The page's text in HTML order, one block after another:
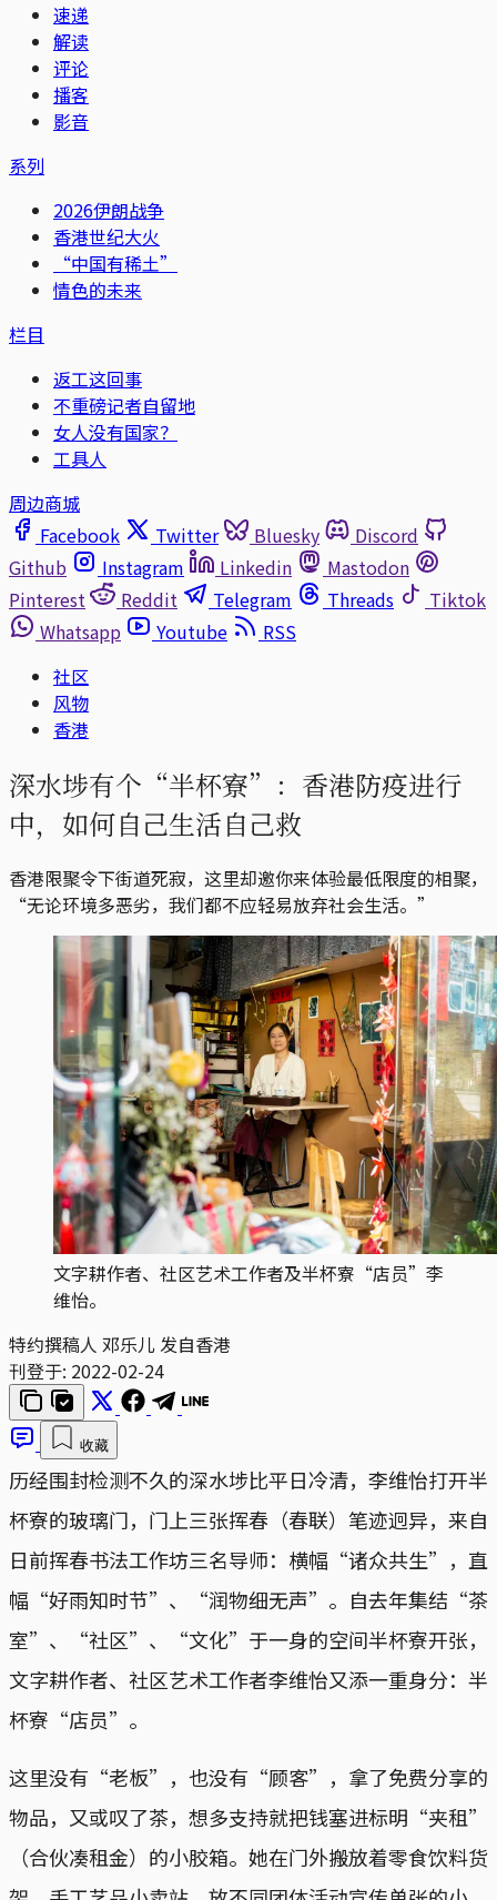
速递
解读
评论
播客
影音
系列
2026伊朗战争
香港世纪大火
“中国有稀土”
情色的未来
栏目
返工这回事
不重磅记者自留地
女人没有国家？
工具人
周边商城
Facebook
Twitter Bluesky
Discord
Github
Instagram Linkedin
Mastodon
Pinterest
Reddit Telegram Threads
Tiktok
Whatsapp
Youtube
RSS
社区
风物
香港
深水埗有个“半杯寮”：香港防疫进行
中，如何自己生活自己救
香港限聚令下街道死寂，这里却邀你来体验最低限度的相聚，
“无论环境多恶劣，我们都不应轻易放弃社会生活。”
文字耕作者、社区艺术工作者及半杯寮“店员”李
维怡。
特约撰稿人 邓乐儿 发自香港
刊登于: 2022-02-24
收藏
历经围封检测不久的深水埗比平日冷清，李维怡打开半
杯寮的玻璃门，门上三张挥春（春联）笔迹迥异，来自
日前挥春书法工作坊三名导师：横幅“诸众共生”，直
幅“好雨知时节”、“润物细无声”。自去年集结“茶
室”、“社区”、“文化”于一身的空间半杯寮开张，
文字耕作者、社区艺术工作者李维怡又添一重身分：半
杯寮“店员”。
这里没有“老板”，也没有“顾客”，拿了免费分享的
物品，又或叹了茶，想多支持就把钱塞进标明“夹租”
（合伙凑租金）的小胶箱。她在门外搬放着零食饮料货